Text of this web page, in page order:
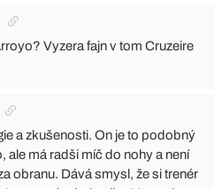
Vyzera fajn v tom Cruzeire
a zkušenosti. On je to podobný
ale má radši míč do nohy a není
obranu. Dává smysl, že si trenér